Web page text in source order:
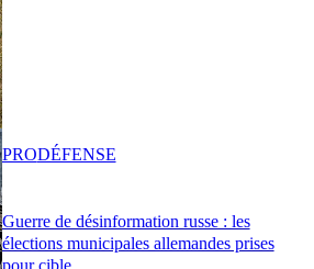
Guerre de désinformation russe : les
élections municipales allemandes prises
pour cible
PRODÉFENSE